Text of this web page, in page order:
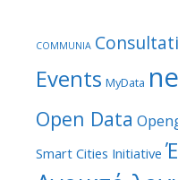
COMMUNIA
Events MyData
Open Data
Smart Cities Initiative